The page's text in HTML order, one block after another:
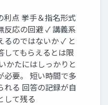
利点 挙手＆指名形式
反応の回避 ✓ 講義系
るのではないか ✓ と
してもらえるとは限
かたにはしっかりと
必要。 短い時間で多
れる 回答の記録が自
して残る